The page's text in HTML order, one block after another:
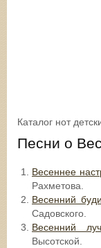
Каталог нот
Песни о
Весеннее
Рахметова.
Весенний
Садовского.
Весенний луч.
Высотской.